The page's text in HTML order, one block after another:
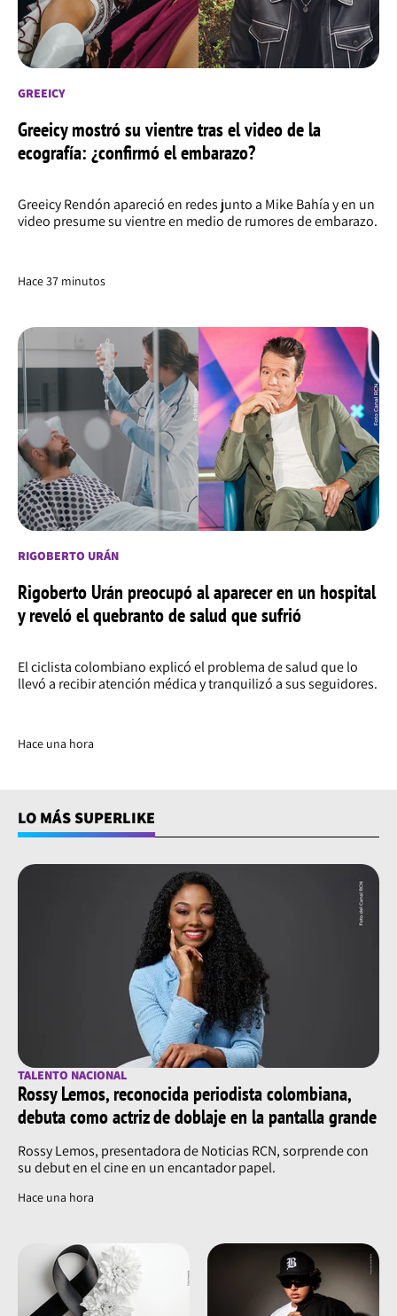
GREEICY
Greeicy mostró su vientre tras el video de la
ecografía: ¿confirmó el embarazo?
Greeicy Rendón apareció en redes junto a Mike Bahía y en un
video presume su vientre en medio de rumores de embarazo.
Hace 37 minutos
RIGOBERTO URÁN
Rigoberto Urán preocupó al aparecer en un hospital
y reveló el quebranto de salud que sufrió
El ciclista colombiano explicó el problema de salud que lo
llevó a recibir atención médica y tranquilizó a sus seguidores.
Hace una hora
LO MÁS SUPERLIKE
TALENTO NACIONAL
Rossy Lemos, reconocida periodista colombiana,
debuta como actriz de doblaje en la pantalla grande
Rossy Lemos, presentadora de Noticias RCN, sorprende con
su debut en el cine en un encantador papel.
Hace una hora